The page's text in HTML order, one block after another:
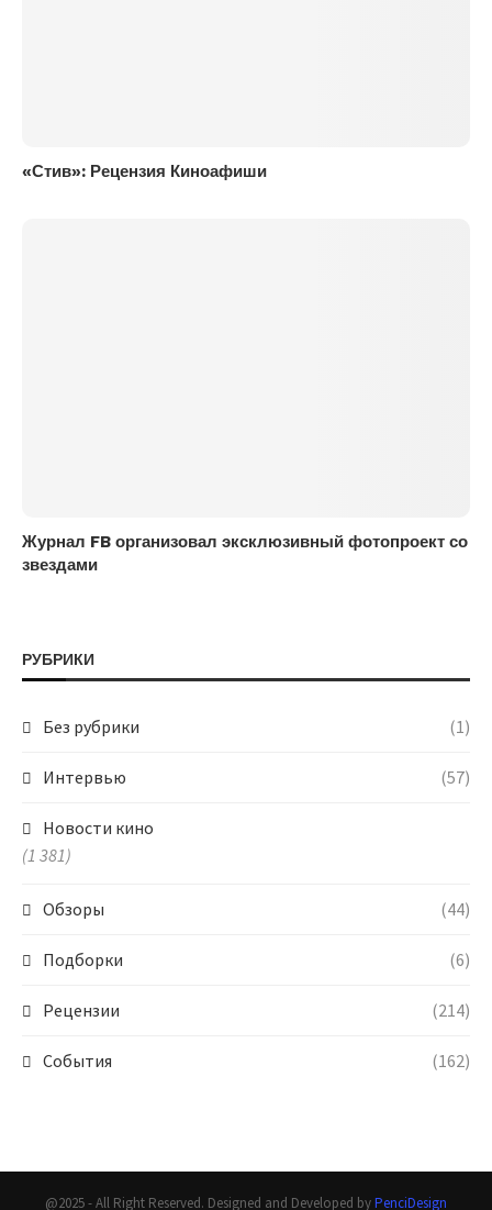
«Стив»: Рецензия Киноафиши
Журнал FB организовал эксклюзивный фотопроект со
звездами
РУБРИКИ
Без рубрики (1)
Интервью (57)
Новости кино
(1 381)
Обзоры (44)
Подборки (6)
Рецензии (214)
События (162)
@2025 - All Right Reserved. Designed and Developed byPenciDesign